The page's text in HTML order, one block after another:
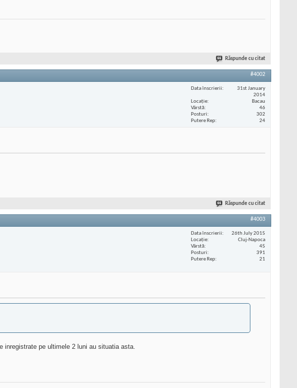
Răspunde cu citat
#4002
Data înscrierii
31st January
2014
Locaţie
Bacau
Vârstă
46
Posturi
302
Putere Rep
24
Răspunde cu citat
#4003
Data înscrierii
26th July 2015
Locaţie
Cluj-Napoca
Vârstă
45
Posturi
391
Putere Rep
21
inregistrate pe ultimele 2 luni au situatia asta.